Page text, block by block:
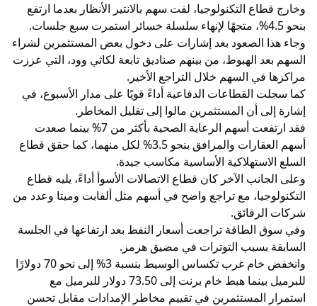
وخارج قطاع التكنولوجيا، لفت سهم بالانتير الأنظار بعدما ارتفع
بنحو 4.5%، متجهًا لإنهاء سلسلة خسائر استمرت سبع جلسات.
وجاء هذا الصعود بعد إشارات على دخول بعض المستثمرين لشراء
السهم بعد الهبوط، من بينهم صناديق تابعة لكاثي وود، التي عززت
مراكزها في السهم خلال التراجع الأخير.
كما سجلت القطاعات الدفاعية أداءً قويًا على مدار الأسبوع، في
إشارة إلى أن المستثمرين مالوا إلى تقليل المخاطر.
فقد ارتفعت أسهم الرعاية الصحية بأكثر من 7% بينما صعدت
أسهم العقارات والمرافق بنحو 3.5% لكل منهما، كما حقق قطاع
السلع الاستهلاكية الأساسية مكاسب جيدة.
وعلى الجانب الآخر كان قطاع الاتصالات الأسوأ أداءً، يليه قطاع
التكنولوجيا، مع تراجع واضح في أسهم مثل ألفابت وميتا وعدد من
شركات الرقائق.
وفي سوق الطاقة تراجعت أسعار النفط بعد ارتفاعها في الجلسة
السابقة بسبب التوترات في مضيق هرمز.
وانخفض خام غرب تكساس الوسيط بنسبة 3% إلى نحو 70 دولارًا
للبرميل بينما هبط خام برنت إلى 73.50 دولار للبرميل مع
استمرار المستثمرين في تقييم مخاطر الإمدادات مقابل تحسن